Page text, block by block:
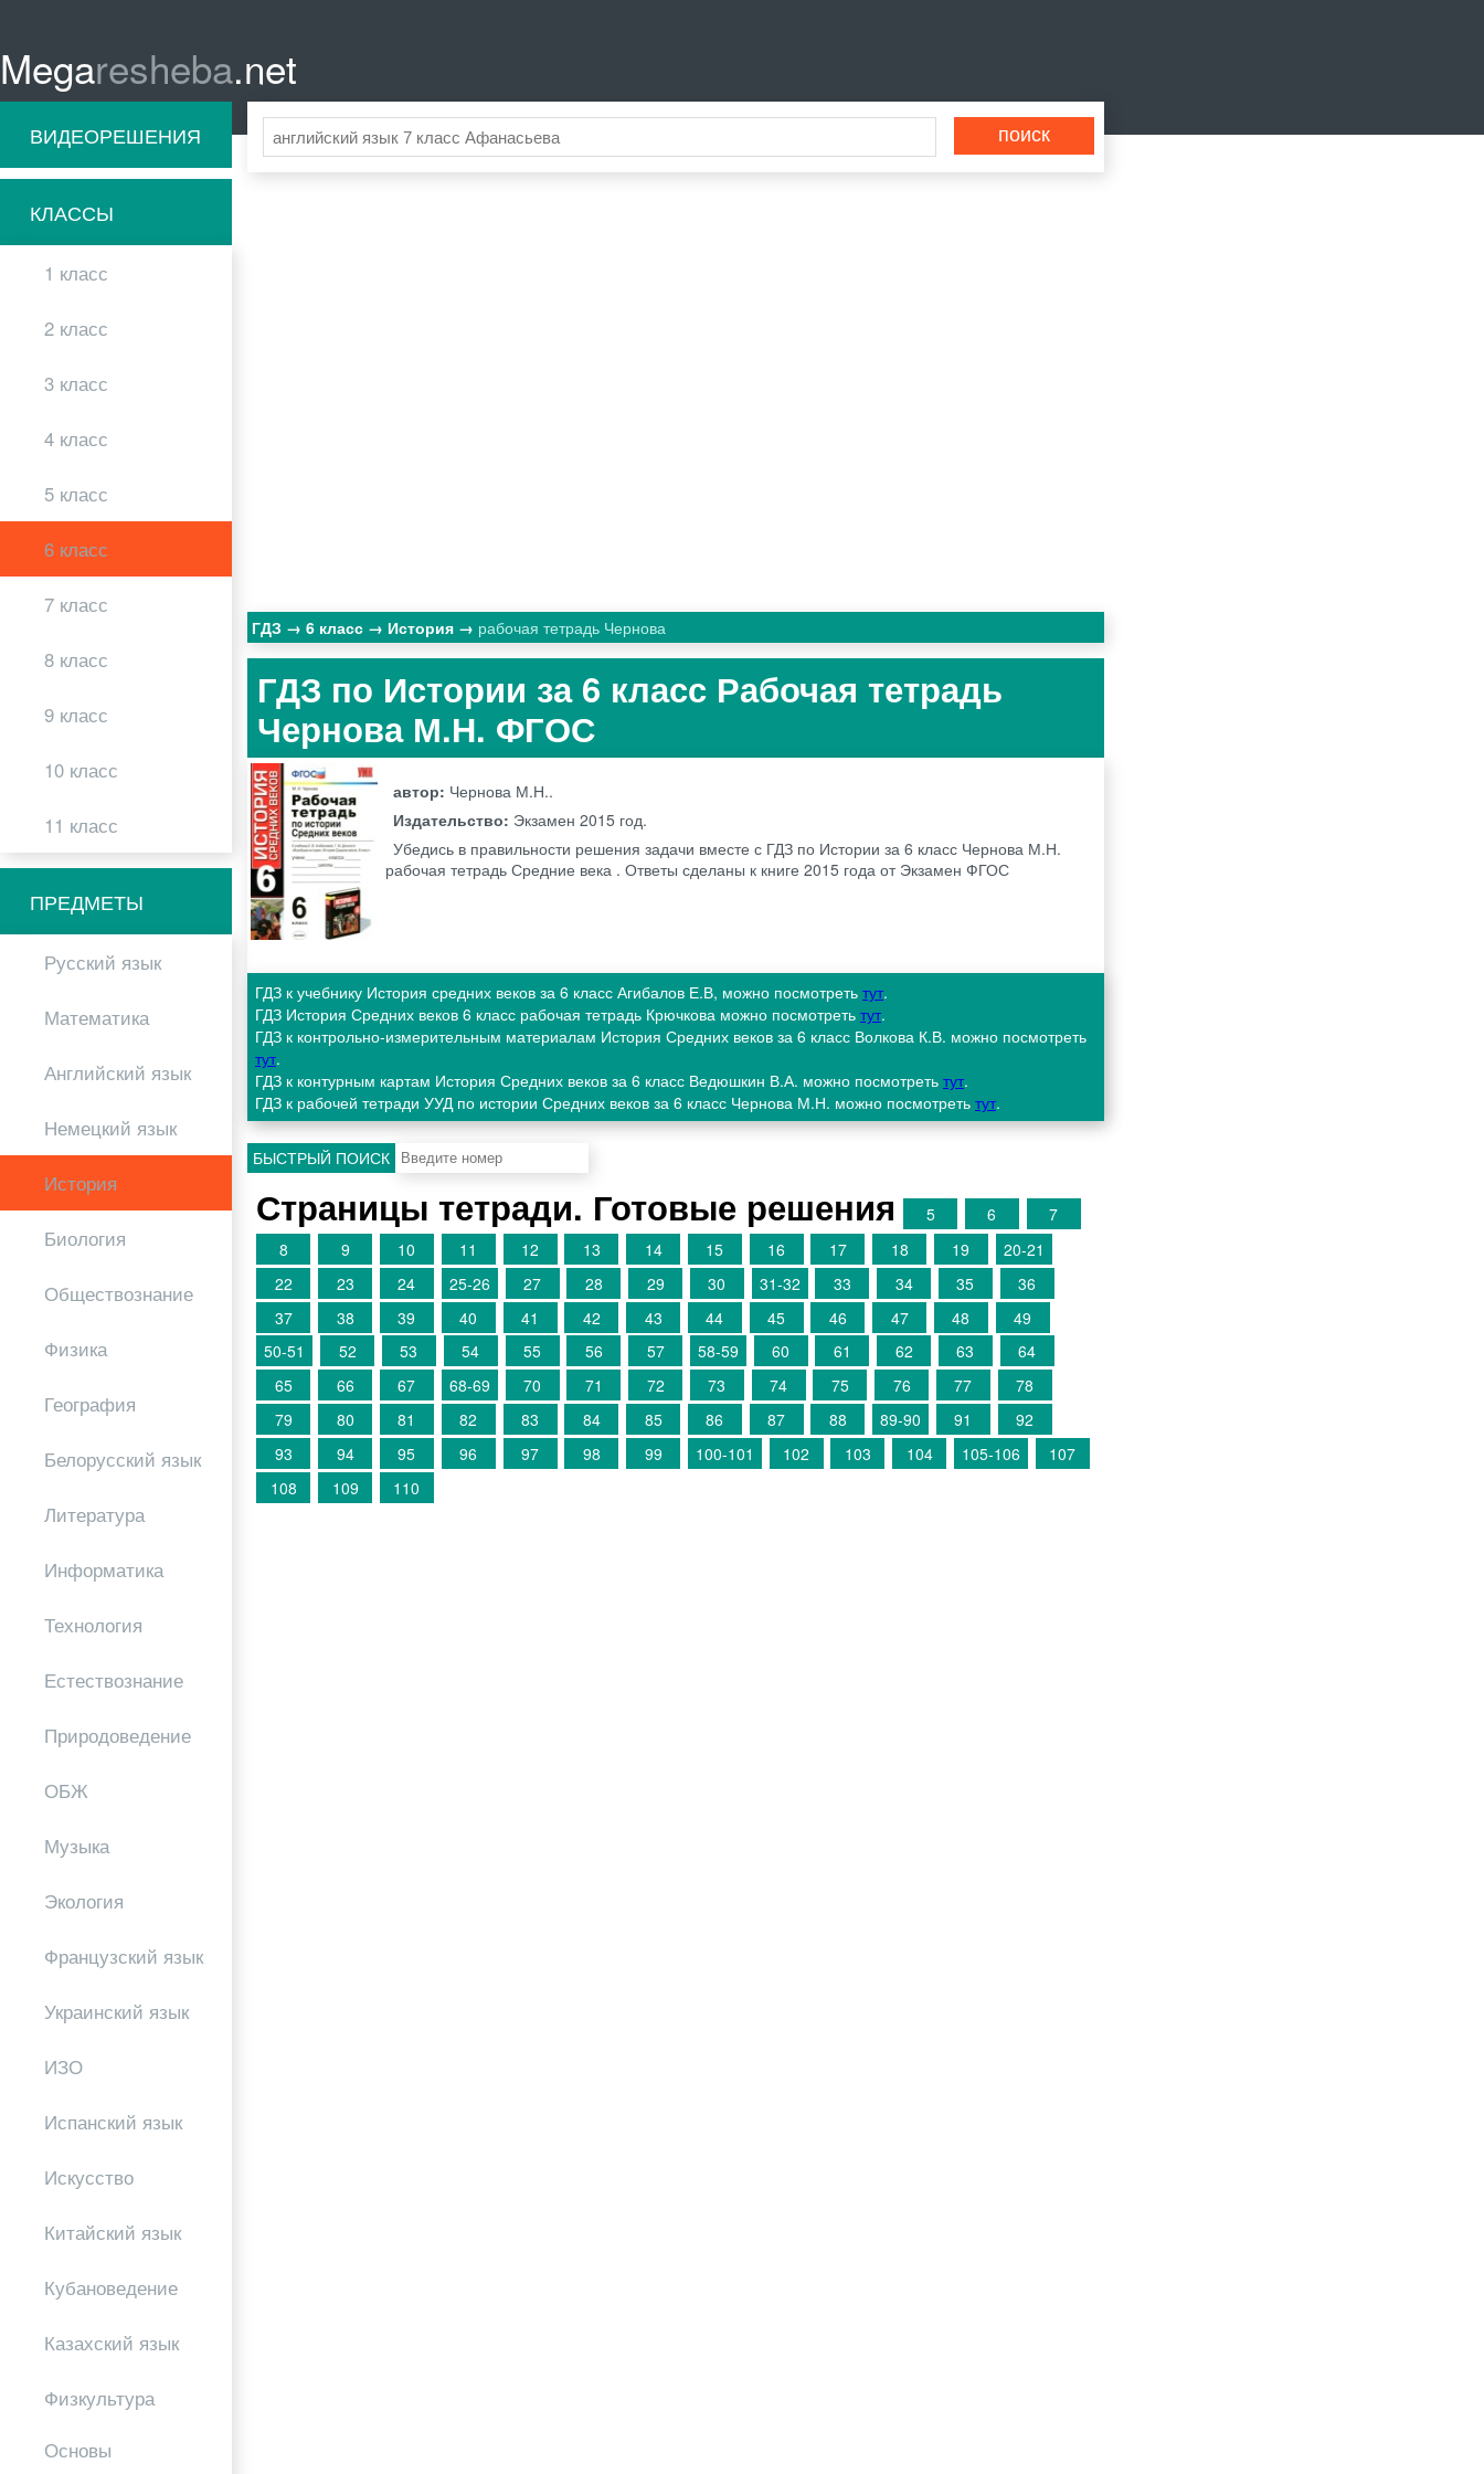
Megaresheba.net
ВИДЕОРЕШЕНИЯ
КЛАССЫ
1 класс
2 класс
3 класс
4 класс
5 класс
6 класс
7 класс
8 класс
9 класс
10 класс
11 класс
ПРЕДМЕТЫ
Русский язык
Математика
Английский язык
Немецкий язык
История
Биология
Обществознание
Физика
География
Белорусский язык
Литература
Информатика
Технология
Естествознание
Природоведение
ОБЖ
Музыка
Экология
Французский язык
Украинский язык
ИЗО
Испанский язык
Искусство
Китайский язык
Кубановедение
Казахский язык
Физкультура
Основы
ГДЗ 6 класс История рабочая тетрадь Чернова
ГДЗ по Истории за 6 класс Рабочая тетрадь
Чернова М.Н. ФГОС
автор: Чернова М.Н..
Издательство: Экзамен 2015 год.
Убедись в правильности решения задачи вместе с ГДЗ по Истории за 6 класс Чернова М.Н.
рабочая тетрадь Средние века . Ответы сделаны к книге 2015 года от Экзамен ФГОС
ГДЗ к учебнику История средних веков за 6 класс Агибалов Е.В, можно посмотреть тут.
ГДЗ История Средних веков 6 класс рабочая тетрадь Крючкова можно посмотреть тут.
ГДЗ к контрольно-измерительным материалам История Средних веков за 6 класс Волкова К.В. можно посмотреть
тут.
ГДЗ к контурным картам История Средних веков за 6 класс Ведюшкин В.А. можно посмотреть тут.
ГДЗ к рабочей тетради УУД по истории Средних веков за 6 класс Чернова М.Н. можно посмотреть тут.
БЫСТРЫЙ ПОИСК
Страницы тетради. Готовые решения 5 6
7
8
9 10 11 12 13 14 15 16 17 18 19
20-21
22
23 24 25-26 27 28 29 30 31-32 33 34 35
36
37
38 39 40 41 42 43 44 45 46 47 48
49
50-51
52 53 54 55 56 57 58-59 60 61 62 63
64
65
66 67 68-69 70 71 72 73 74 75 76 77
78
79
80 81 82 83 84 85 86 87 88 89-90 91
92
93
94 95 96 97 98 99 100-101 102 103 104 105-106
107
108
109 110